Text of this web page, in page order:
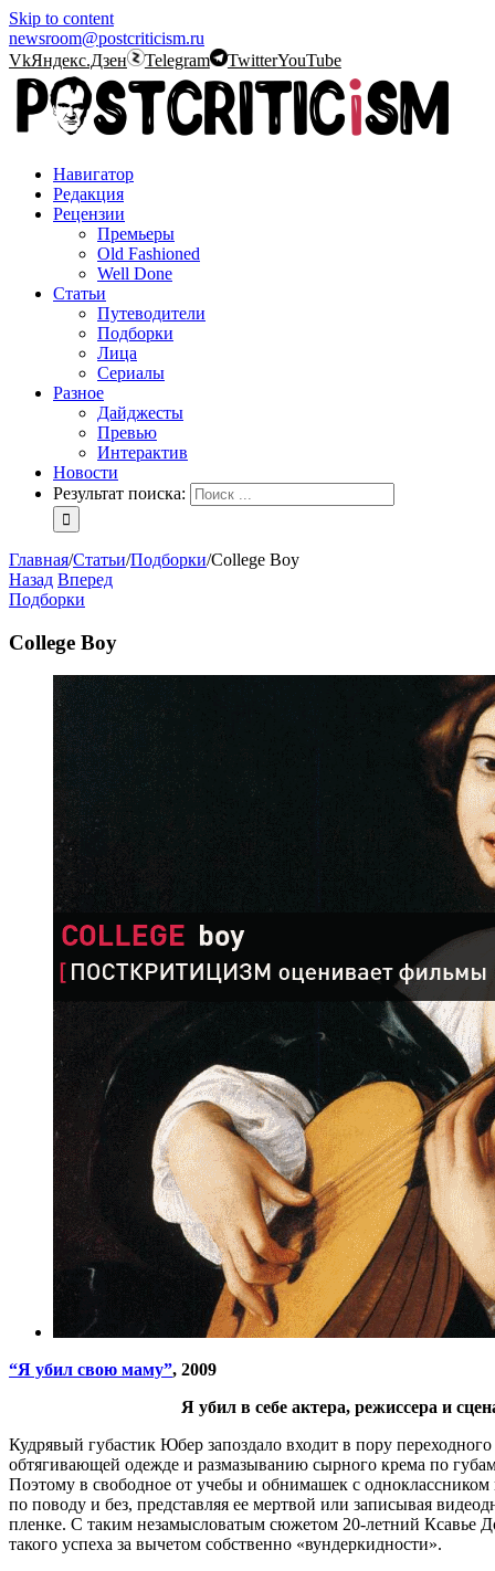
Skip to content
newsroom@postcriticism.ru
VkЯндекс.Дзен Telegram TwitterYouTube
Навигатор
Редакция
Рецензии
Премьеры
Old Fashioned
Well Done
Статьи
Путеводители
Подборки
Лица
Сериалы
Разное
Дайджесты
Превью
Интерактив
Новости
Результат поиска:
Главная/Статьи/Подборки/College Boy
Назад Вперед
Подборки
College Boy
“Я убил свою маму”, 2009
Я убил в себе актера, режиссера и
Кудрявый губастик Юбер запоздало входит в пору
обтягивающей одежде и размазыванию сырного крема по
Поэтому в свободное от учебы и обнимашек с
по поводу и без, представляя ее мертвой или записывая
пленке. С таким незамысловатым сюжетом 20-летний Ксавье
такого успеха за вычетом собственно «вундеркидности».